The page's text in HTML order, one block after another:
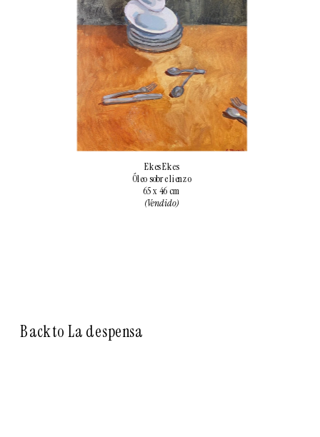
Ekes Ekes
Óleo sobre lienzo
65 x 46 cm
(Vendido)
Back to La despensa